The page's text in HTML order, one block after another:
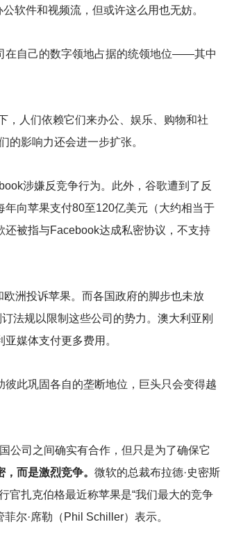
软件和视频流，但或许这么用也无妨。
在自己的数字领地占据的统领地位——其中
，人们依赖它们来办公、娱乐、购物和社
的影响力还会进一步扩张。
涉嫌反竞争行为。此外，谷歌遭到了反
向苹果支付80至120亿美元（大约相当于
被指与Facebook达成私密协议，不支持
洲投诉苹果。而各国政府的脚步也未放
法规以限制这些公司的势力。澳大利亚刚
媒体支付更多费用。
此巩固各自的垄断地位，巨头只会变得越
公司之间确实有合作，但只是为了确保它
而是激烈竞争。 微软的总裁布拉德·史密斯
官扎克伯格最近称苹果是“我们最大的竞争
尔·席勒（Phil Schiller）表示。